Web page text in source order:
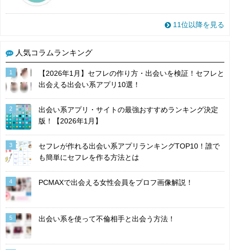
11位以降を見る
人気コラムランキング
1
【2026年1月】セフレの作り方・出会いを検証！セフレと
出会える出会い系アプリ10選！
2
出会い系アプリ・サイトの最強おすすめランキング決定
版！【2026年1月】
3
セフレが作れる出会い系アプリランキングTOP10！誰で
も簡単にセフレを作る方法とは
4 PCMAXで出会える女性会員をプロフ画像解説！
5 出会い系を使って不倫相手と出会う方法！